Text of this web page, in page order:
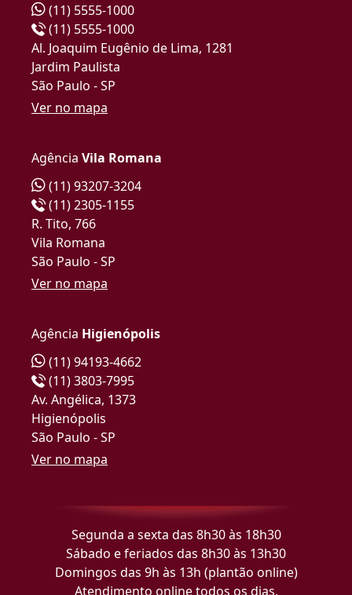
(11) 5555-1000
(11) 5555-1000
Al. Joaquim Eugênio de Lima, 1281
Jardim Paulista
São Paulo - SP
Ver no mapa
Agência Vila Romana
(11) 93207-3204
(11) 2305-1155
R. Tito, 766
Vila Romana
São Paulo - SP
Ver no mapa
Agência Higienópolis
(11) 94193-4662
(11) 3803-7995
Av. Angélica, 1373
Higienópolis
São Paulo - SP
Ver no mapa
Segunda a sexta das 8h30 às 18h30
Sábado e feriados das 8h30 às 13h30
Domingos das 9h às 13h (plantão online)
Atendimento online todos os dias.